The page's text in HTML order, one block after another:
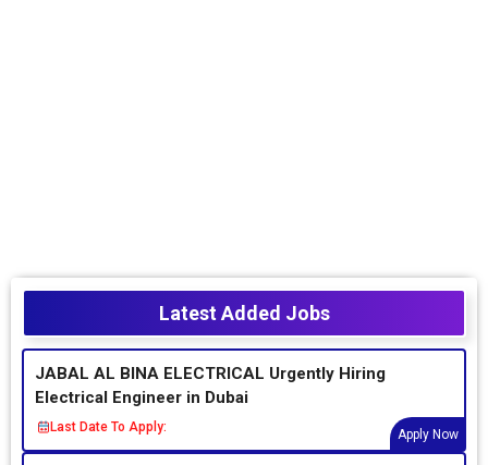
Latest Added Jobs
JABAL AL BINA ELECTRICAL Urgently Hiring
Electrical Engineer in Dubai
Last Date To Apply:
Apply Now